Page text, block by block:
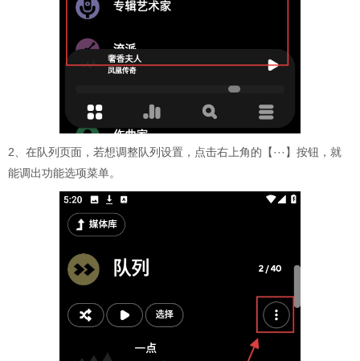
2、在队列页面，若想调整队列设置，点击右上角的【···】按钮，就
能调出功能选项菜单。